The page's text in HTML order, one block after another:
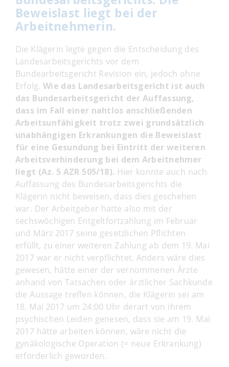
Beweislast liegt bei der
Arbeitnehmerin.
Die Klägerin legte gegen die Entscheidung des
Landesarbeitsgerichts vor dem
Bundearbeitsgericht Revision ein, jedoch ohne
Erfolg.Wie das Landesarbeitsgericht ist auch
das Bundesarbeitsgericht der Auffassung,
dass im Fall einer nahtlos anschließenden
Arbeitsunfähigkeit trotz zwei grundsätzlich
unabhängigen Erkrankungen die Beweislast
für eine Gesundung bei Eintritt der weiteren
Arbeitsverhinderung bei dem Arbeitnehmer
liegt (Az. 5 AZR 505/18). Hier konnte auch nach
Auffassung des Bundesarbeitsgerichts die
Klägerin nicht beweisen, dass dies geschehen
war. Der Arbeitgeber hatte also mit der
sechswöchigen Entgeltfortzahlung im Februar
und März 2017 seine gesetzlichen Pflichten
erfüllt, zu einer weiteren Zahlung ab dem 19. Mai
2017 war er nicht verpflichtet. Anders wäre dies
gewesen, hätte einer der vernommenen Ärzte
anhand von Tatsachen oder ärztlicher Sachkunde
die Aussage treffen können, die Klägerin sei am
18. Mai 2017 um 24:00 Uhr derart von ihrem
psychischen Leiden genesen, dass sie am 19. Mai
2017 hätte arbeiten können, wäre nicht die
gynäkologische Operation (= neue Erkrankung)
erforderlich geworden.